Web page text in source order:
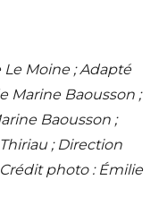
Le Moine ; Adapté
Marine Baousson ;
Baousson ;
; Direction
photo : Émilie